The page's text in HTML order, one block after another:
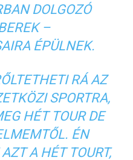
DOLGOZÓ
–
ÉPÜLNEK.
RÁ AZ
SPORTRA,
HÉT TOUR DE
ÉN
A HÉT TOURT,